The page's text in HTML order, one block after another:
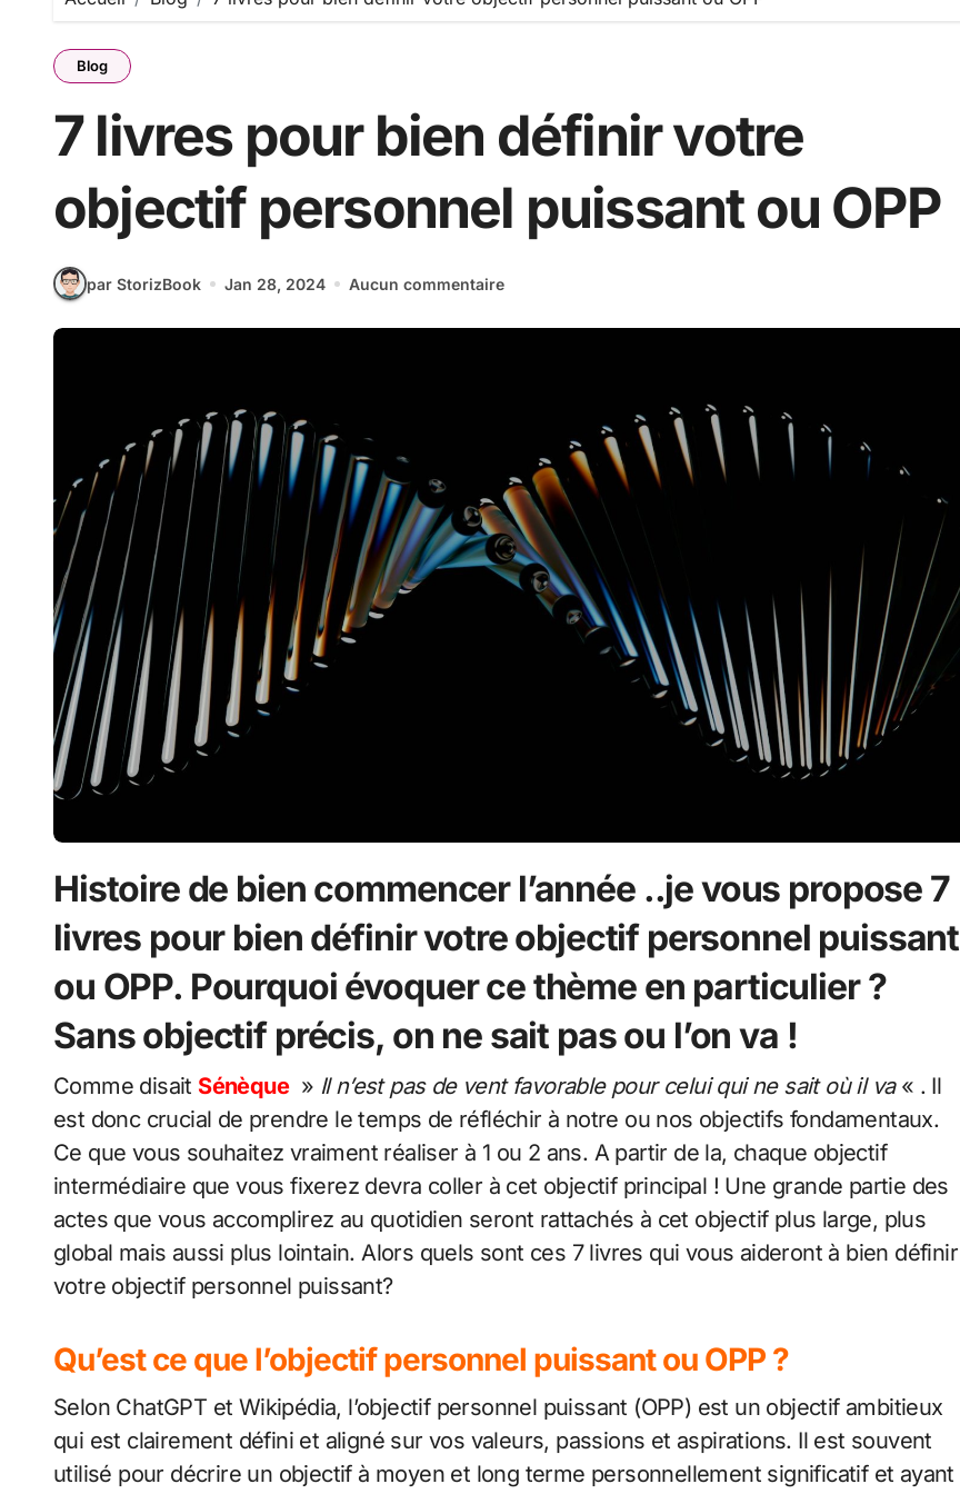
Blog
7 livres pour bien définir votre
objectif personnel puissant ou OPP
par StorizBook Jan 28, 2024 Aucun commentaire
Histoire de bien commencer l’année ..je vous propose 7
livres pour bien définir votre objectif personnel puissant
ou OPP. Pourquoi évoquer ce thème en particulier ?
Sans objectif précis, on ne sait pas ou l’on va !
Comme disait Sénèque» Il n’est pas de vent favorable pour celui qui ne sait où il va« . Il
est donc crucial de prendre le temps de réfléchir à notre ou nos objectifs fondamentaux.
Ce que vous souhaitez vraiment réaliser à 1 ou 2 ans. A partir de la, chaque objectif
intermédiaire que vous fixerez devra coller à cet objectif principal ! Une grande partie des
actes que vous accomplirez au quotidien seront rattachés à cet objectif plus large, plus
global mais aussi plus lointain. Alors quels sont ces 7 livres qui vous aideront à bien définir
votre objectif personnel puissant?
Qu’est ce que l’objectif personnel puissant ou OPP ?
Selon ChatGPT et Wikipédia, l’objectif personnel puissant (OPP) est un objectif ambitieux
qui est clairement défini et aligné sur vos valeurs, passions et aspirations. Il est souvent
utilisé pour décrire un objectif à moyen et long terme personnellement significatif et ayant